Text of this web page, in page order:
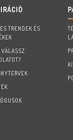
TRENDEK ÉS
VÁLASSZ